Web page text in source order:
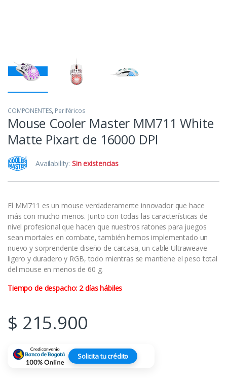
COMPONENTES, Periféricos
Mouse Cooler Master MM711 White
Matte Pixart de 16000 DPI
Availability:Sin existencias
El MM711 es un mouse verdaderamente innovador que hace
más con mucho menos. Junto con todas las características de
nivel profesional que hacen que nuestros ratones para juegos
sean mortales en combate, también hemos implementado un
nuevo y sorprendente diseño de carcasa, un cable Ultraweave
ligero y duradero y RGB, todo mientras se mantiene el peso total
del mouse en menos de 60 g.
Tiempo de despacho: 2 días hábiles
$ 215.900
Solicita tu crédito